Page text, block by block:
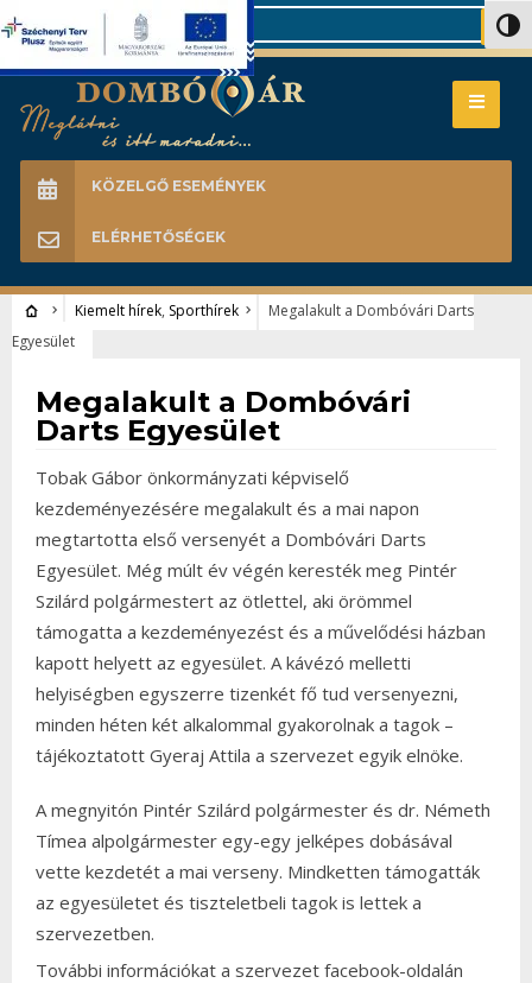
Search
KÖZELGŐ ESEMÉNYEK
ELÉRHETŐSÉGEK
Kiemelt hírek, Sporthírek
Megalakult a Dombóvári Darts
Egyesület
Megalakult a Dombóvári
Darts Egyesület
Tobak Gábor önkormányzati képviselő
kezdeményezésére megalakult és a mai napon
megtartotta első versenyét a Dombóvári Darts
Egyesület. Még múlt év végén keresték meg Pintér
Szilárd polgármestert az ötlettel, aki örömmel
támogatta a kezdeményezést és a művelődési házban
kapott helyett az egyesület. A kávézó melletti
helyiségben egyszerre tizenkét fő tud versenyezni,
minden héten két alkalommal gyakorolnak a tagok –
tájékoztatott Gyeraj Attila a szervezet egyik elnöke.
A megnyitón Pintér Szilárd polgármester és dr. Németh
Tímea alpolgármester egy-egy jelképes dobásával
vette kezdetét a mai verseny. Mindketten támogatták
az egyesületet és tiszteletbeli tagok is lettek a
szervezetben.
További információkat a szervezet facebook-oldalán